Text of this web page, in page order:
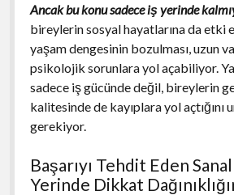
Ancak bu konu sadece iş yerinde
bireylerin sosyal hayatlarına da etki
yaşam dengesinin bozulması, uzun
psikolojik sorunlara yol açabiliyor.
sadece iş gücünde değil, bireylerin
kalitesinde de kayıplara yol açtığını
gerekiyor.
Başarıyı Tehdit Eden
Yerinde Dikkat